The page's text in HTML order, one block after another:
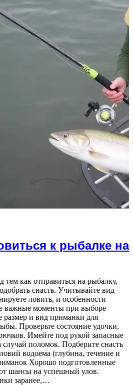
к рыбалке на
тем как отправиться на рыбалку,
снасть. Учитывайте вид
ловить, и особенности
важные моменты при выборе
размер и вид приманки для
Проверьте состояние удочки,
Имейте под рукой запасные
случай поломок. Подберите снасть
водоема (глубина, течение и
Хорошо подготовленные
шансы на успешный улов.
заранее,…